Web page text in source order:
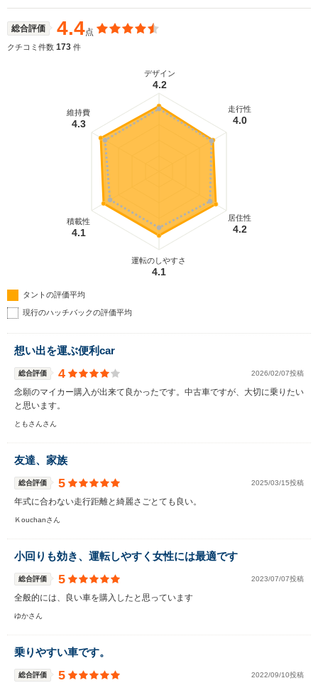
総合評価 4.4点
クチコミ件数 173 件
デザイン
4.2
走行性
4.0
居住性
4.2
運転のしやすさ
4.1
積載性
4.1
維持費
4.3
タントの評価平均
現行のハッチバックの評価平均
想い出を運ぶ便利car
総合評価 4 2026/02/07投稿
念願のマイカー購入が出来て良かったです。中古車ですが、大切に乗りたい
と思います。
ともさんさん
友達、家族
総合評価 5 2025/03/15投稿
年式に合わない走行距離と綺麗さごとても良い。
Ｋouchanさん
小回りも効き、運転しやすく女性には最適です
総合評価 5 2023/07/07投稿
全般的には、良い車を購入したと思っています
ゆかさん
乗りやすい車です。
総合評価 5 2022/09/10投稿